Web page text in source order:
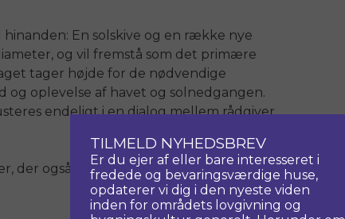
En solskive og en række nye
og vil fremstå som det primære
tager højde for de nødvendige
oplevelse af havet og solnedgangen.
endeligt i en dialog mellem rådgiver
der også er formand for Teknisk Udvalg
TILMELD NYHEDSBREV
Er du ejer af eller bare interesseret i
fredede og bevaringsværdige huse,
opdaterer vi dig i den nyeste viden
inden for områdets lovgivning og